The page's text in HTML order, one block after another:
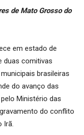
de Mato Grosso do
em estado de
duas comitivas
brasileiras
do avanço das
Ministério das
do conflito
Irã.